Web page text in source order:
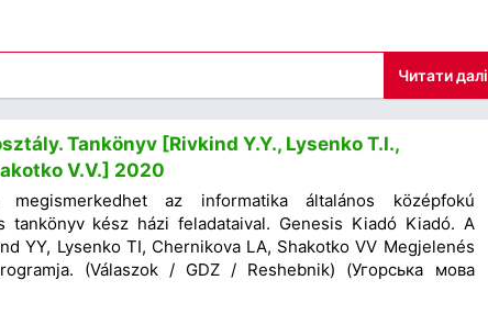
Читати далі
Tankönyv [Rivkind Y.Y., Lysenko T.I.,
V.V.] 2020
az informatika általános középfokú
tankönyv kész házi feladataival. Genesis Kiadó Kiadó. A
YY, Lysenko TI, Chernikova LA, Shakotko VV Megjelenés
(Válaszok / GDZ / Reshebnik) (Угорська мова